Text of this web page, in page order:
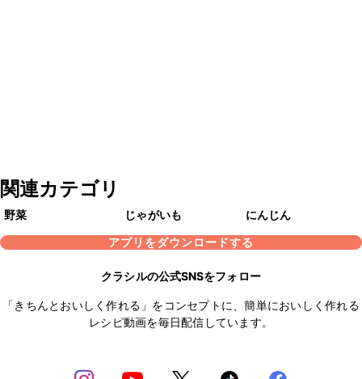
関連カテゴリ
野菜 じゃがいも
にんじん
アプリをダウンロードする
クラシルの公式SNSをフォロー
「きちんとおいしく作れる」をコンセプトに、簡単においしく作れる
レシピ動画を毎日配信しています。